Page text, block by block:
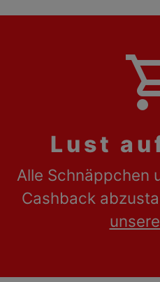
Lust
Alle Schnäppchen
Cashback